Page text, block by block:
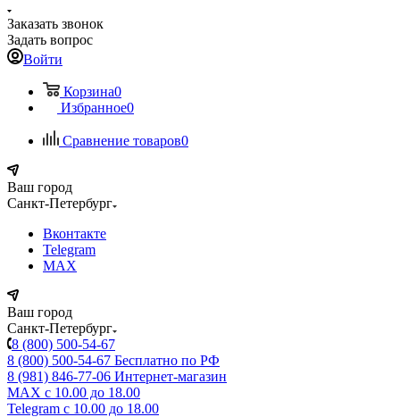
Заказать звонок
Задать вопрос
Войти
Корзина0
Избранное0
Сравнение товаров0
Ваш город
Санкт-Петербург
Вконтакте
Telegram
MAX
Ваш город
Санкт-Петербург
8 (800) 500-54-67
8 (800) 500-54-67 Бесплатно по РФ
8 (981) 846-77-06 Интернет-магазин
MAX с 10.00 до 18.00
Telegram с 10.00 до 18.00